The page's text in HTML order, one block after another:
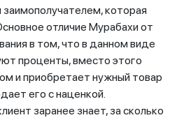
которая
отличие Мурабахи от
в том, что в данном виде
проценты, вместо этого
и приобретает нужный товар
его с наценкой.
заранее знает, за сколько